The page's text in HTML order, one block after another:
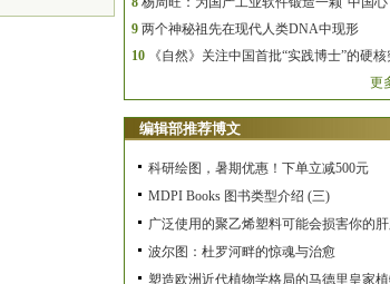
9 两个神秘祖先在现代人类DNA中现形
10
《自然》关注中国首批“实践博士”的硬核
更
编辑部推荐博文
科研绘图，暑期优惠！下单立减500元
MDPI Books 图书类型介绍 (三)
广泛使用的聚乙烯塑料可能会损害你的
波尔图：杜罗河畔的惊魂与治愈
塑造欧洲近代植物学格局的马德里皇家植